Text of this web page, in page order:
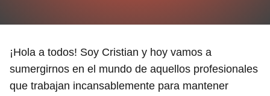
¡Hola a todos! Soy Cristian y hoy vamos a
sumergirnos en el mundo de aquellos profesionales
que trabajan incansablemente para mantener